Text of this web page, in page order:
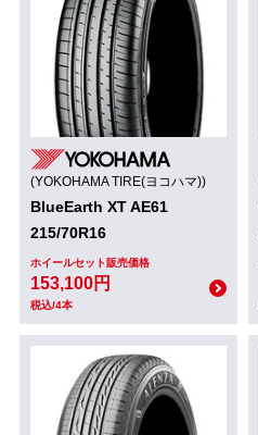
(YOKOHAMA TIRE(ヨコハマ))
BlueEarth XT AE61
215/70R16
ホイールセット販売価格
153,100円
税込/4本